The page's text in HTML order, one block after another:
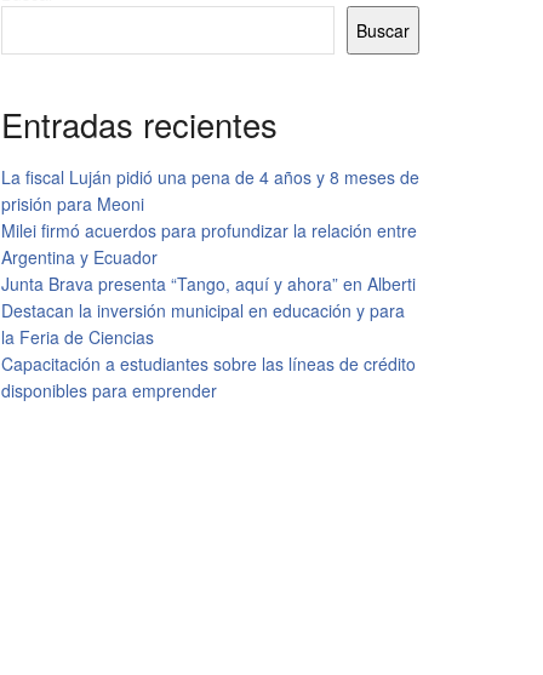
Buscar
Entradas recientes
La fiscal Luján pidió una pena de 4 años y 8 meses de
prisión para Meoni
Milei firmó acuerdos para profundizar la relación entre
Argentina y Ecuador
Junta Brava presenta “Tango, aquí y ahora” en Alberti
Destacan la inversión municipal en educación y para
la Feria de Ciencias
Capacitación a estudiantes sobre las líneas de crédito
disponibles para emprender